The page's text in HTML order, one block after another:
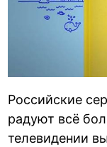
Российские
радуют всё
телевидении